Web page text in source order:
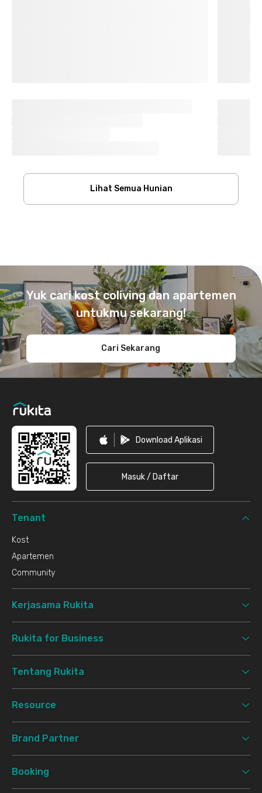
Lihat Semua Hunian
Yuk cari kost coliving dan apartemen
untukmu sekarang!
Cari Sekarang
Download Aplikasi
Masuk / Daftar
Tenant
Kost
Apartemen
Community
Kerjasama Rukita
Rukita for Business
Tentang Rukita
Resource
Brand Partner
Booking